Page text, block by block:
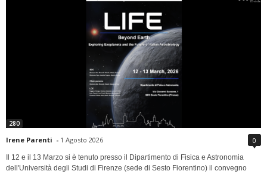
280
Irene Parenti - 1 Agosto 2026 0
Il 12 e il 13 Marzo si è tenuto presso il Dipartimento di Fisica e Astronomia
dell'Università degli Studi di Firenze (sede di Sesto Fiorentino) il convegno